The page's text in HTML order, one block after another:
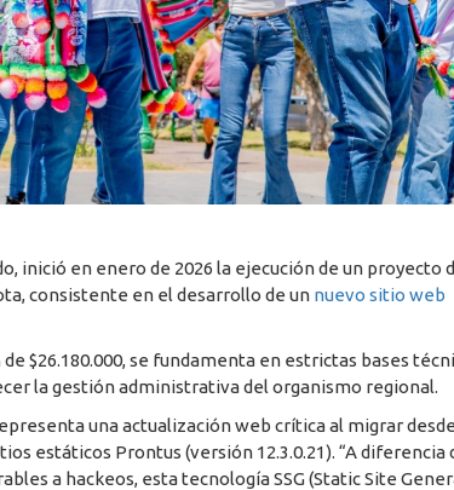
inició en enero de 2026 la ejecución de un proyecto
consistente en el desarrollo de un nuevo sitio web
$26.180.000, se fundamenta en estrictas bases
la gestión administrativa del organismo regional.
una actualización web crítica al migrar
estáticos Prontus (versión 12.3.0.21). “A diferencia
a hackeos, esta tecnología SSG (Static Site